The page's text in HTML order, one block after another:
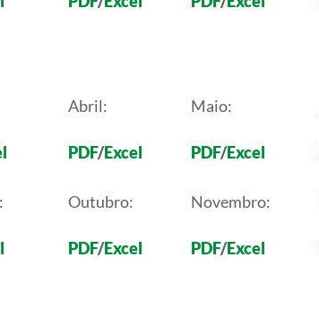
Abril:
PDF/Excel
Maio:
PDF/Excel
Outubro:
PDF/Excel
Novembro:
PDF/Excel